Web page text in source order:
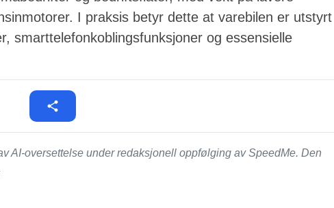
I praksis betyr dette at varebilen er utstyrt
smarttelefonkoblingsfunksjoner og essensielle
AI-oversettelse under redaksjonell oppfølging av SpeedMe. Den